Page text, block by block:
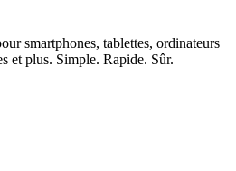
smartphones, tablettes, ordinateurs
et plus. Simple. Rapide. Sûr.